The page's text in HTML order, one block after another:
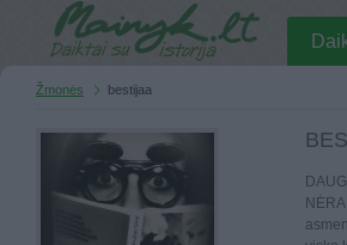
Žmonės bestijaa